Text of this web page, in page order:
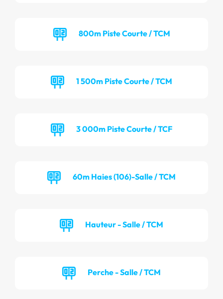
800m Piste Courte / TCM
1 500m Piste Courte / TCM
3 000m Piste Courte / TCF
60m Haies (106)-Salle / TCM
Hauteur - Salle / TCM
Perche - Salle / TCM